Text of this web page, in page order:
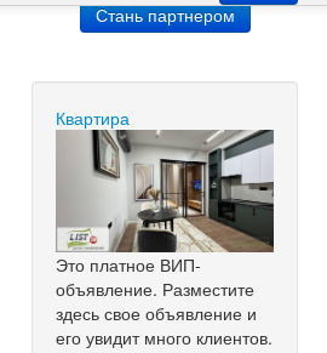
Стань партнером
Квартира
Это платное ВИП-
объявление. Разместите
здесь свое объявление и
его увидит много клиентов.